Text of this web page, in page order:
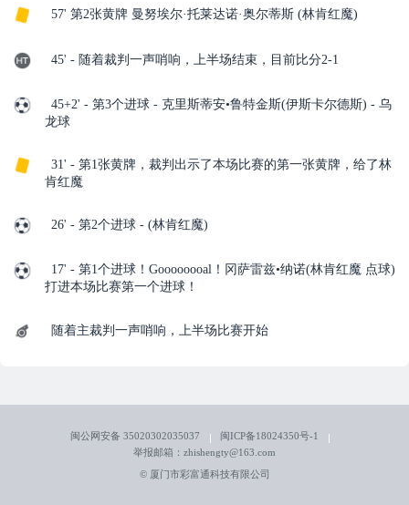
57' 第2张黄牌 曼努埃尔·托莱达诺·奥尔蒂斯 (林肯红魔)
45' - 随着裁判一声哨响，上半场结束，目前比分2-1
45+2' - 第3个进球 - 克里斯蒂安•鲁特金斯(伊斯卡尔德斯) - 乌
龙球
31' - 第1张黄牌，裁判出示了本场比赛的第一张黄牌，给了林
肯红魔
26' - 第2个进球 - (林肯红魔)
17' - 第1个进球！Goooooooal！冈萨雷兹•纳诺(林肯红魔 点球)
打进本场比赛第一个进球！
随着主裁判一声哨响，上半场比赛开始
闽公网安备 35020302035037
闽ICP备18024350号-1
举报邮箱：zhishengty@163.com
© 厦门市彩富通科技有限公司